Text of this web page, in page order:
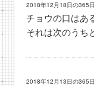
2018年12月18日の365
チョウの口はあ
それは次のうち
2018年12月13日の365